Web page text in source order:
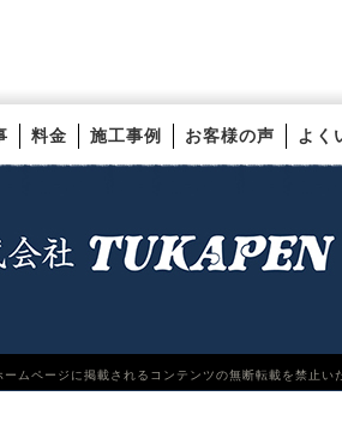
料金 施工事例 お客様の声 よく
ームページに掲載されるコンテンツの無断転載を禁